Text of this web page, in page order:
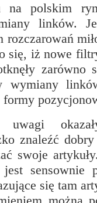
polskim
linków.
rozczarowań
się, iż nowe
zarówno
wymiany
uwagi
znaleźć
swoje
sensownie
się tam